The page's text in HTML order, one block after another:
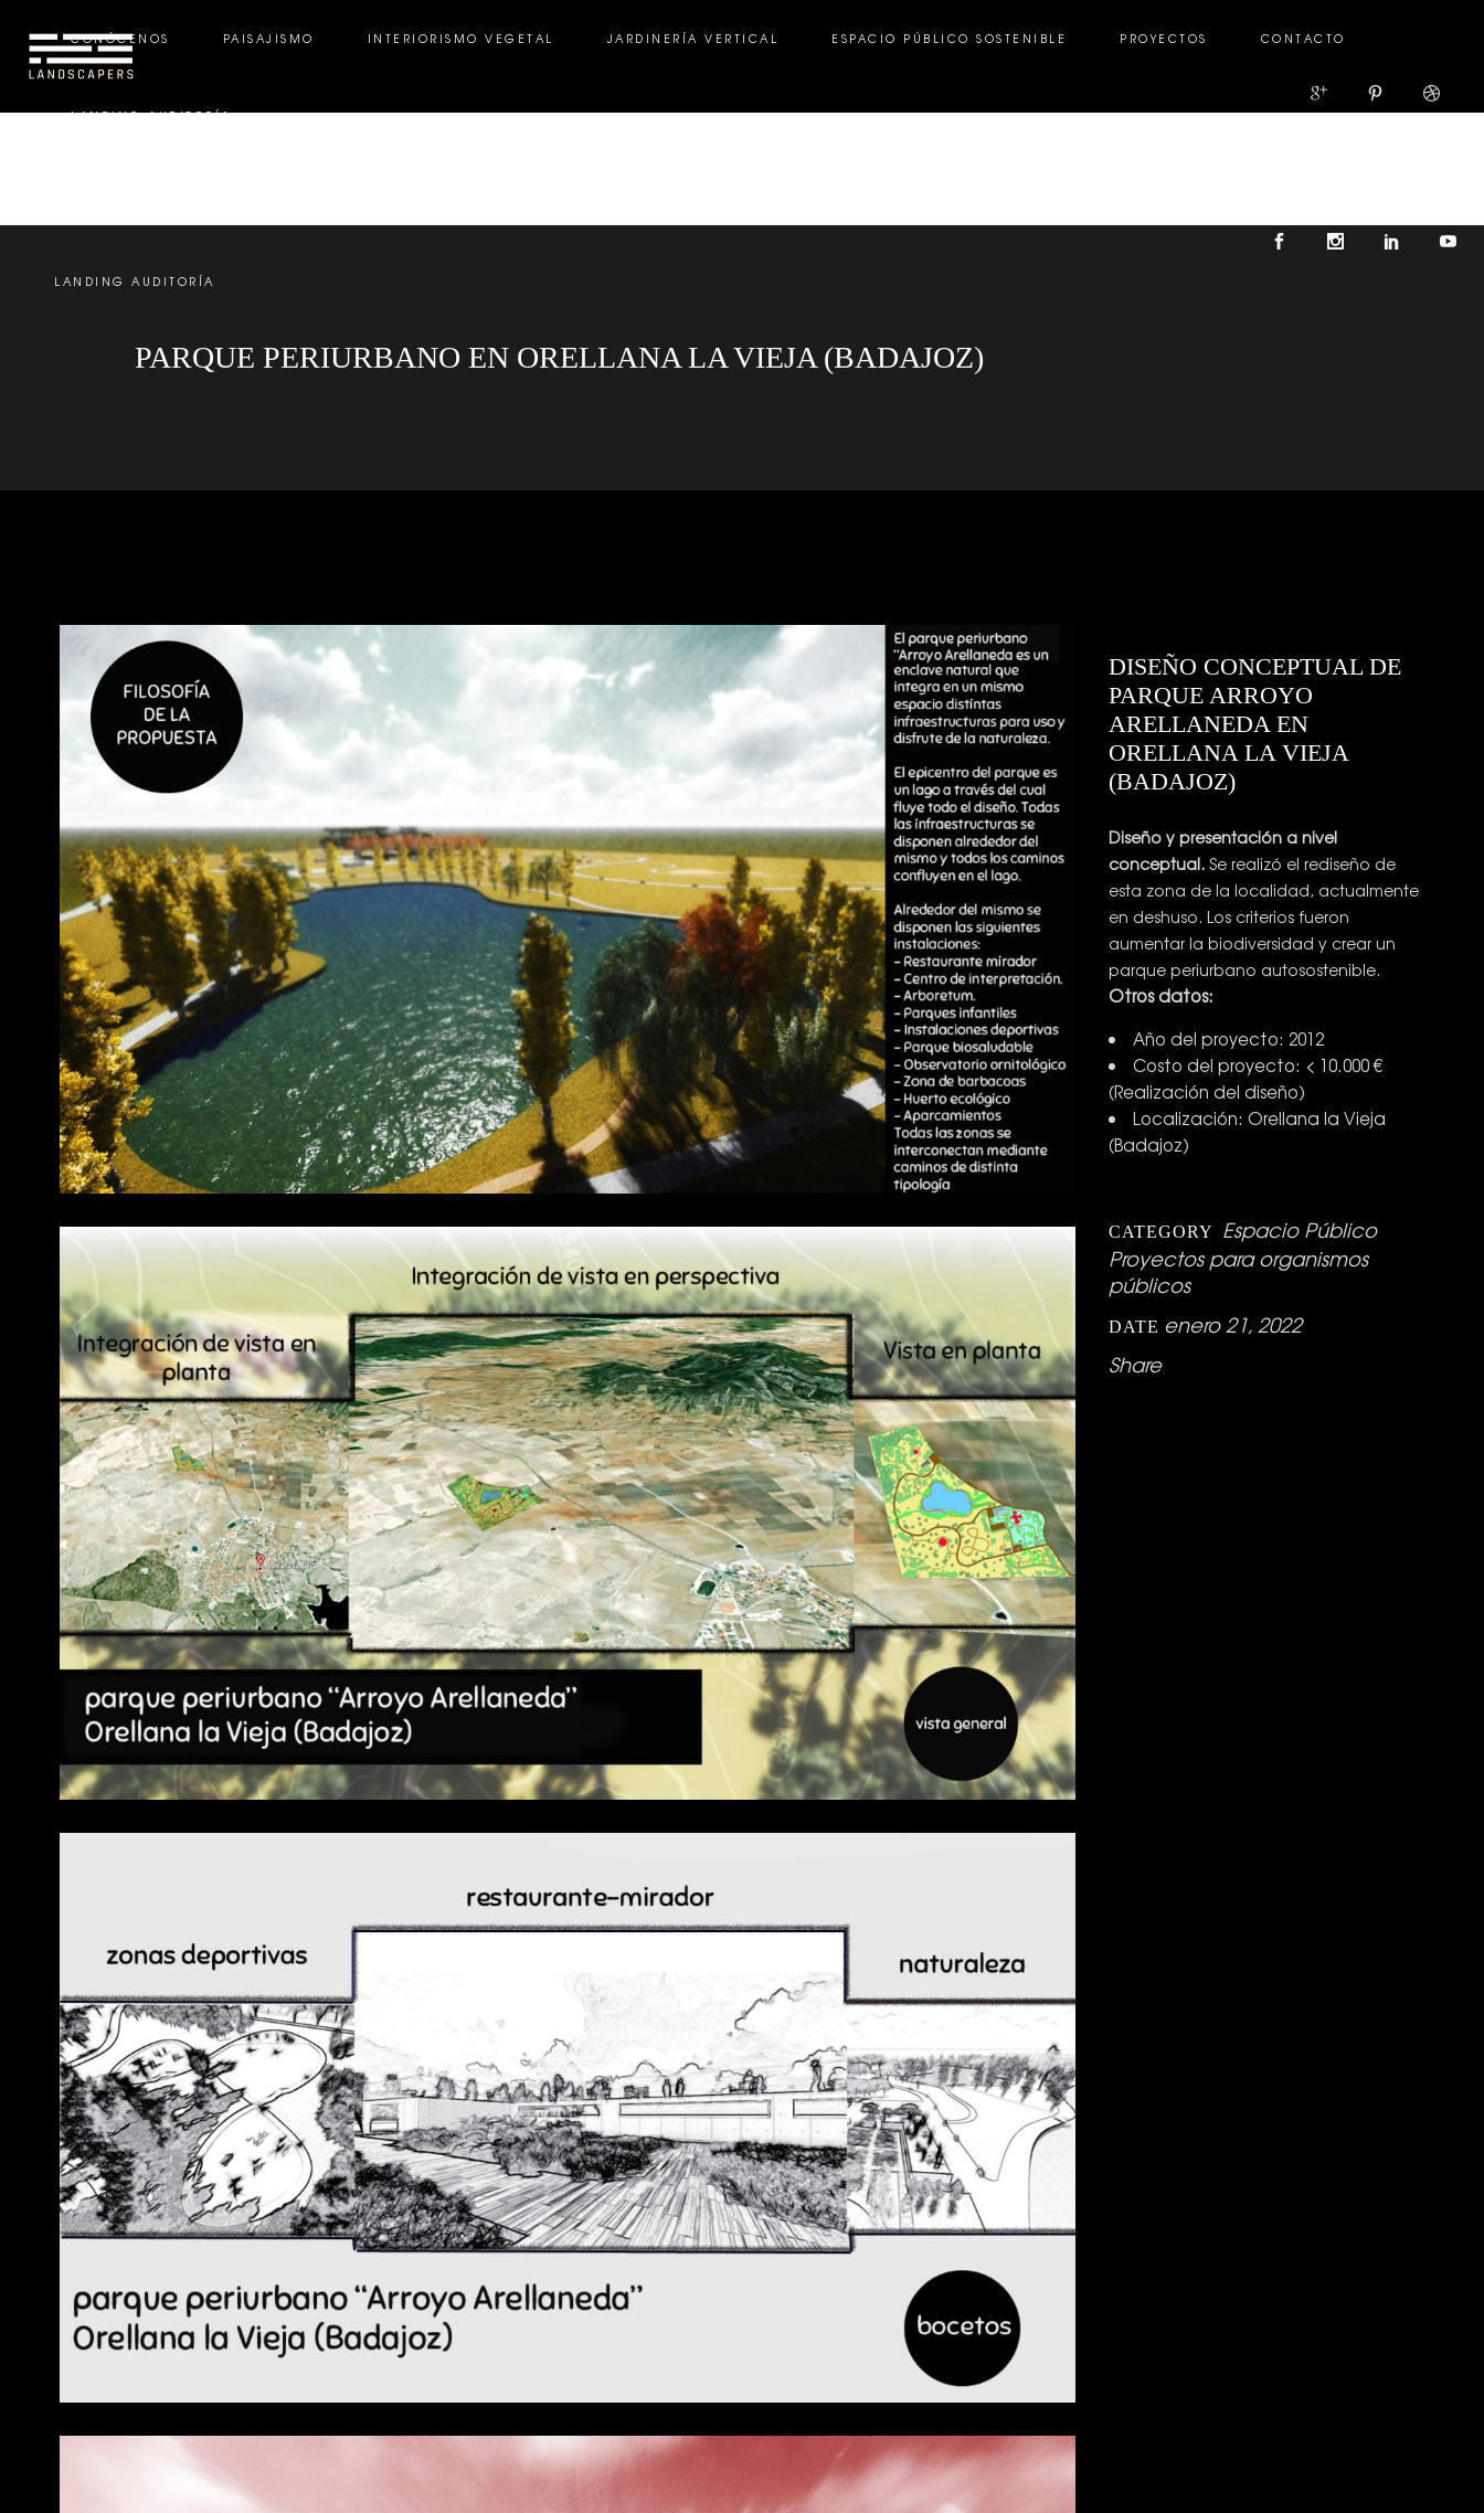
LANDING AUDITORÍA
CONÓCENOS PAISAJISMO INTERIORISMO VEGETAL JARDINERÍA VERTICAL ESPACIO PÚBLICO SOSTENIBLE PROYECTOS CONTACTO
LANDING AUDITORÍA
PARQUE PERIURBANO EN ORELLANA LA VIEJA (BADAJOZ)
DISEÑO CONCEPTUAL DE
PARQUE ARROYO
ARELLANEDA EN
ORELLANA LA VIEJA
(BADAJOZ)
Diseño y presentación a nivel
conceptual.Se realizó el rediseño de
esta zona de la localidad, actualmente
en deshuso. Los criterios fueron
aumentar la biodiversidad y crear un
parque periurbano autosostenible.
Otros datos:
Año del proyecto: 2012
Costo del proyecto: < 10.000 €
(Realización del diseño)
Localización: Orellana la Vieja
(Badajoz)
CATEGORY
Espacio Público
Proyectos para organismos
públicos
DATE enero 21, 2022
Share